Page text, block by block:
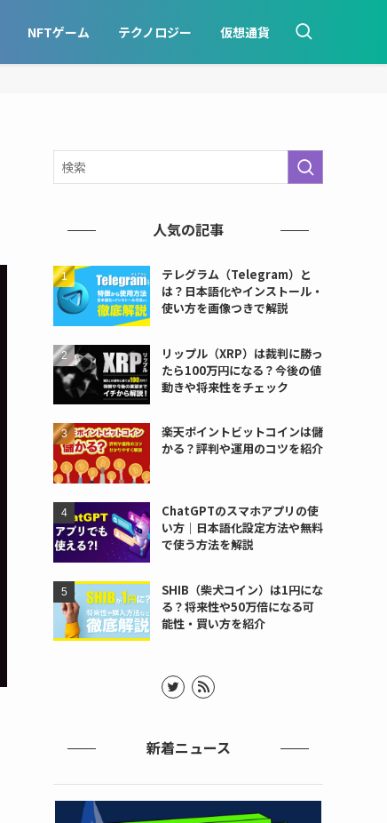
NFTゲーム テクノロジー 仮想通貨
人気の記事
テレグラム（Telegram）と
は？日本語化やインストール・
使い方を画像つきで解説
リップル（XRP）は裁判に勝っ
たら100万円になる？今後の値
動きや将来性をチェック
楽天ポイントビットコインは儲
かる？評判や運用のコツを紹介
ChatGPTのスマホアプリの使
い方｜日本語化設定方法や無料
で使う方法を解説
SHIB（柴犬コイン）は1円にな
る？将来性や50万倍になる可
能性・買い方を紹介
新着ニュース